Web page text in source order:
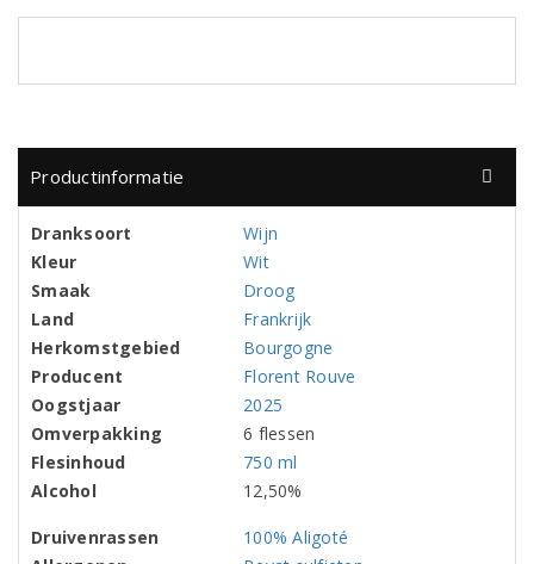
Productinformatie
Dranksoort
Wijn
Kleur
Wit
Smaak
Droog
Land
Frankrijk
Herkomstgebied
Bourgogne
Producent
Florent Rouve
Oogstjaar
2025
Omverpakking
6 flessen
Flesinhoud
750 ml
Alcohol
12,50%
Druivenrassen
100% Aligoté